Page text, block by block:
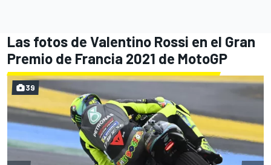
Las fotos de Valentino Rossi en el Gran
Premio de Francia 2021 de MotoGP
39